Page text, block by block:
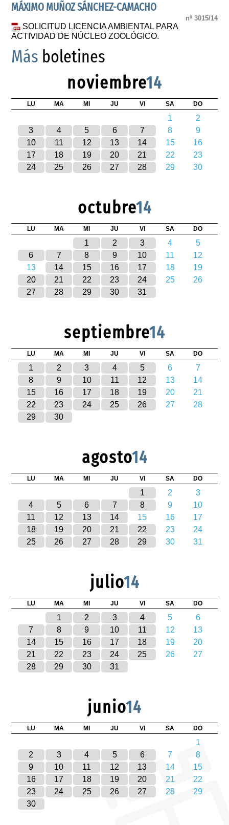
MÁXIMO MUÑOZ SÁNCHEZ-CAMACHO
nº 3015/14
SOLICITUD LICENCIA AMBIENTAL PARA
ACTIVIDAD DE NÚCLEO ZOOLÓGICO.
Más boletines
noviembre14
LU MA MI JU VI SA DO
1
2
3
4 5 6 7 8
9
10
11 12 13 14 15
16
17
18 19 20 21 22
23
24
25 26 27 28 29 30
octubre14
LU MA MI JU VI SA DO
1 2 3 4
5
6
7 8 9 10 11
12
13
14 15 16 17 18
19
20
21 22 23 24 25
26
27
28 29 30 31
septiembre14
LU MA MI JU VI SA DO
1 2 3 4 5 6
7
8
9 10 11 12 13
14
15
16 17 18 19 20
21
22
23 24 25 26 27
28
29
30
agosto14
LU MA MI JU VI SA DO
1 2
3
4
5 6 7 8 9
10
11
12 13 14 15 16
17
18
19 20 21 22 23
24
25
26 27 28 29 30 31
julio14
LU MA MI JU VI SA DO
1 2 3 4 5
6
7
8 9 10 11 12
13
14
15 16 17 18 19
20
21
22 23 24 25 26
27
28
29 30 31
junio14
LU MA MI JU VI SA DO
1
2
3 4 5 6 7
8
9
10 11 12 13 14
15
16
17 18 19 20 21
22
23
24 25 26 27 28
29
30